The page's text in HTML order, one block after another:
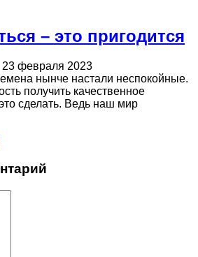
– это пригодится
23 февраля 2023
нынче настали неспокойные.
получить качественное
сделать. Ведь наш мир